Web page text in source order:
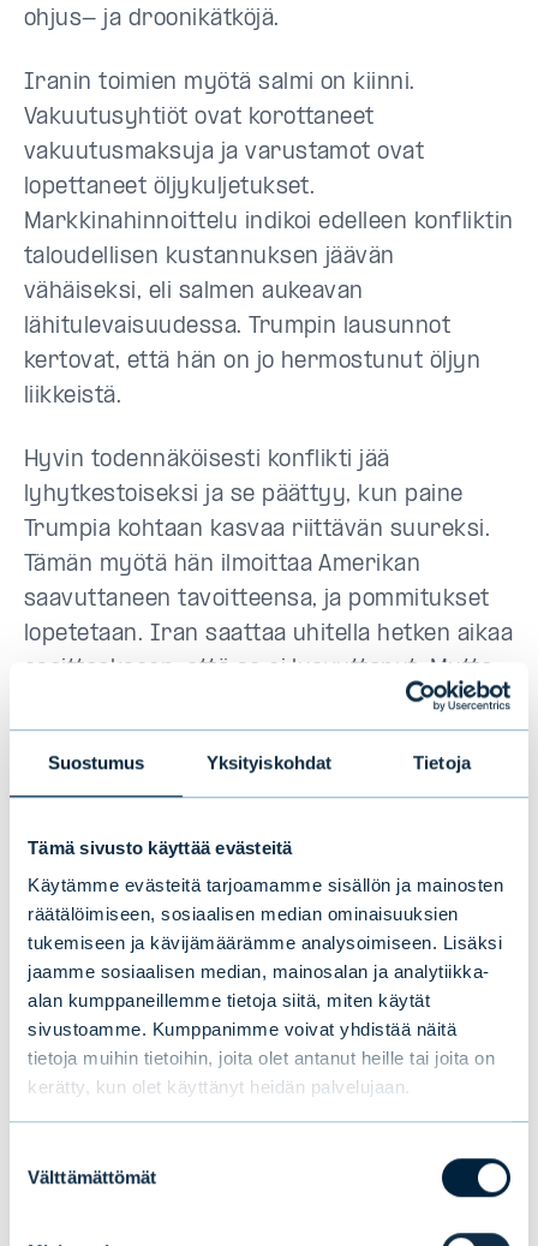
Suostumus Yksityiskohdat Tietoja
Tämä sivusto käyttää evästeitä
Käytämme evästeitä tarjoamamme sisällön ja mainosten
räätälöimiseen, sosiaalisen median ominaisuuksien
tukemiseen ja kävijämäärämme analysoimiseen. Lisäksi
jaamme sosiaalisen median, mainosalan ja analytiikka-
alan kumppaneillemme tietoja siitä, miten käytät
sivustoamme. Kumppanimme voivat yhdistää näitä
tietoja muihin tietoihin, joita olet antanut heille tai joita on
kerätty, kun olet käyttänyt heidän palvelujaan.
valinta
Välttämättömät
ohjus- ja droonikätköjä.
Iranin toimien myötä salmi on kiinni.
Vakuutusyhtiöt ovat korottaneet
vakuutusmaksuja ja varustamot ovat
lopettaneet öljykuljetukset.
Markkinahinnoittelu indikoi edelleen konfliktin
taloudellisen kustannuksen jäävän
vähäiseksi, eli salmen aukeavan
lähitulevaisuudessa. Trumpin lausunnot
kertovat, että hän on jo hermostunut öljyn
liikkeistä.
Hyvin todennäköisesti konflikti jää
lyhytkestoiseksi ja se päättyy, kun paine
Trumpia kohtaan kasvaa riittävän suureksi.
Tämän myötä hän ilmoittaa Amerikan
saavuttaneen tavoitteensa, ja pommitukset
lopetetaan. Iran saattaa uhitella hetken aikaa
osoittaakseen, että se ei luovuttanut. Mutta
Hormuzinsalmi aukeaa.
Israel on ainoa osapuoli, joka olisi
tyytyväinen pitkittyneeseen konfliktiin.
ulkopoliittisesti lottovoitto Israelille, ja kovan
linjan pääministeriBenjamin Netanjahutulee
lypsämään kaiken minkä irti saa Trumpin
viimeisestä kaudesta.
Iran ei halua sotia, mutta maa ei voi jälleen
Iranin ja Irakin sodan. Todennäköisesti